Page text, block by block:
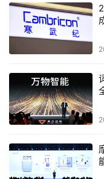
是一个由256个专家
调用、数学等领域大
型基于昇腾云的全栈
同时，盘古大模型
合、Agent等特性上
提出了自适应快慢思
自适应地切换快慢思
思考，整体模型